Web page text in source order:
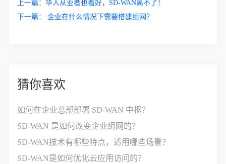
上一篇：华人从业者也看好，SD-WAN离不了！
下一篇：
企业在什么情况下需要搭建组网？
猜你喜欢
如何在企业总部部署 SD-WAN 中枢？
SD-WAN 是如何改变企业组网的？
SD-WAN技术有哪些特点，适用哪些场景？
SD-WAN是如何优化云应用访问的？